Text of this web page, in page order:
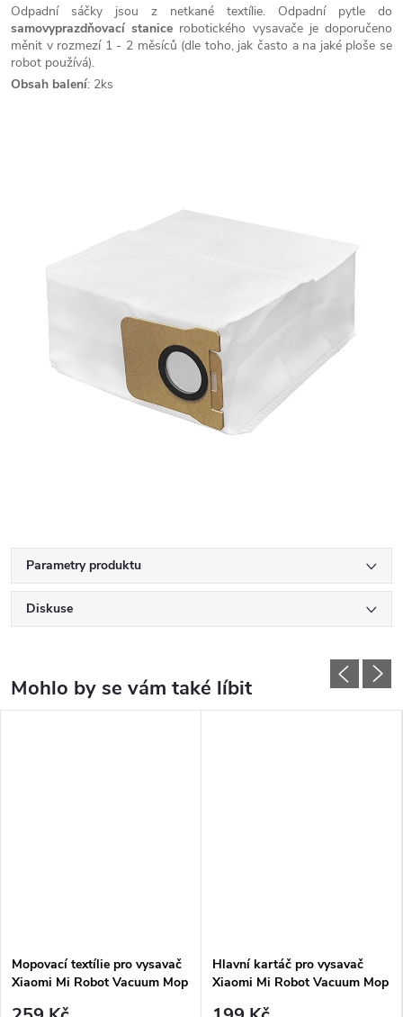
Odpadní sáčky jsou z netkané textílie. Odpadní pytle do
samovyprazdňovací stanice robotického vysavače je doporučeno
měnit v rozmezí 1 - 2 měsíců (dle toho, jak často a na jaké ploše se
robot používá).
Obsah balení: 2ks
Parametry produktu
Diskuse
Mopovací textílie pro vysavač
Xiaomi Mi Robot Vacuum Mop
Hlavní kartáč pro vysavač
Xiaomi Mi Robot Vacuum Mop